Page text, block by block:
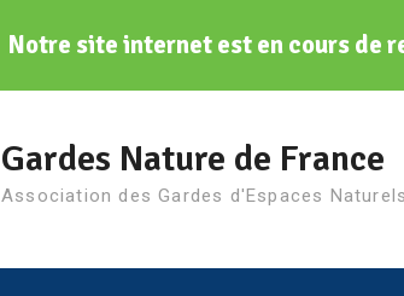
Notre site internet est en cours de
Gardes Nature de France
Association des Gardes d'Espaces